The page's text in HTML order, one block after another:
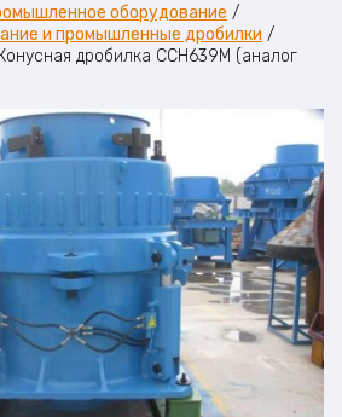
оборудование /
и промышленные дробилки /
дробилка CCH639M (аналог